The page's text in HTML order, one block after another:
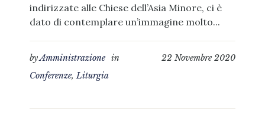
indirizzate alle Chiese dell’Asia Minore, ci è
dato di contemplare un’immagine molto...
22 Novembre 2020
byAmministrazione in
Conferenze,Liturgia